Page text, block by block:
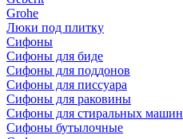
Grohe
Люки под плитку
Сифоны
Сифoны для биде
Сифoны для поддонов
Сифoны для писсуара
Сифоны для раковины
Сифоны для стиральных машин
Сифоны бутылочные